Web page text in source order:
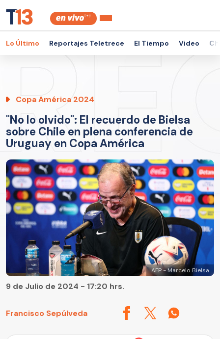
Lo Último Reportajes Teletrece El Tiempo Video
Copa América 2024
"No lo olvido": El recuerdo de Bielsa
sobre Chile en plena conferencia de
Uruguay en Copa América
AFP - Marcelo Bielsa
Francisco Sepúlveda
9 de Julio de 2024 - 17:20 hrs.